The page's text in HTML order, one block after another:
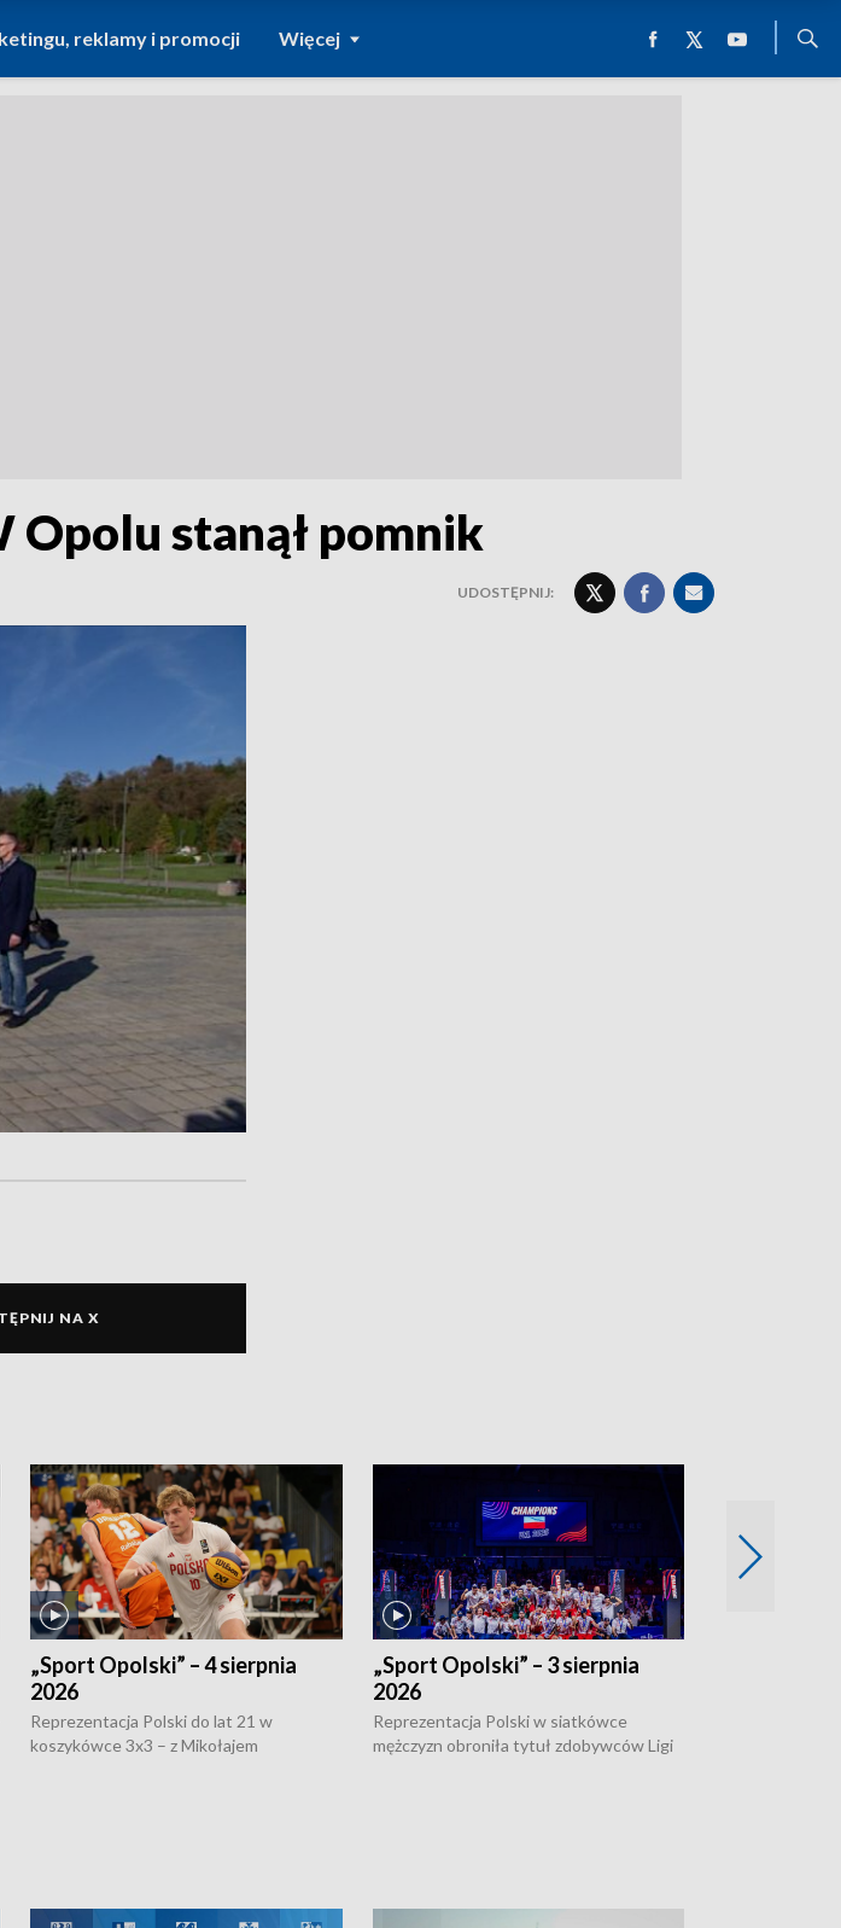
reklamy i promocji Więcej
Opolu stanął pomnik
UDOSTĘPNIJ:
NA X
„Sport Opolski” – 4 sierpnia
2026
Reprezentacja Polski do lat 21 w
koszykówce 3x3 – z Mikołajem
„Sport Opolski” – 3 sierpnia
2026
Reprezentacja Polski w siatkówce
mężczyzn obroniła tytuł zdobywców Ligi